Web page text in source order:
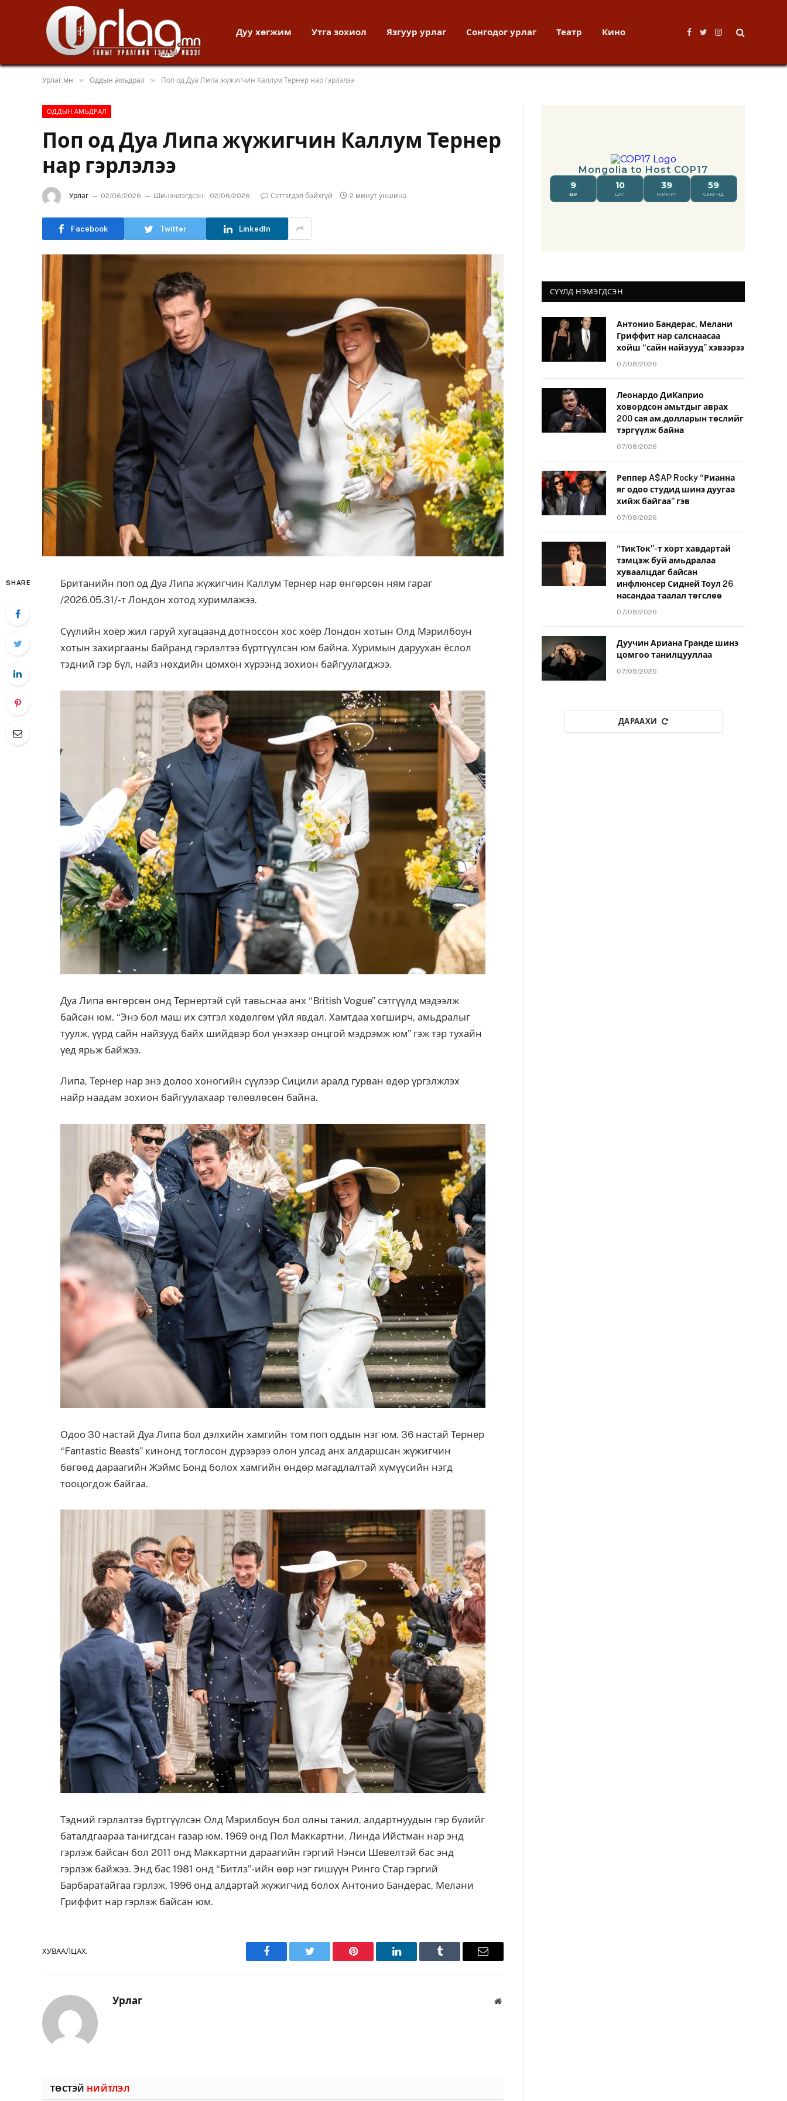
Дуу хөгжим Утга зохиол Язгуур урлаг Сонгодог урлаг Театр Кино
Facebook
TwitterInstagram
Урлаг.мн » Оддын амьдрал » Поп од Дуа Липа жүжигчин Каллум Тернер нар гэрлэлээ
ОДДЫН АМЬДРАЛ
Поп од Дуа Липа жүжигчин Каллум Тернер
нар гэрлэлээ
Урлаг 02/06/2026 Шинэчлэгдсэн: 02/06/2026 Сэтгэгдэл байхгүй 2 минут уншина
Facebook Twitter LinkedIn
SHARE
Британийн поп од Дуа Липа жүжигчин Каллум Тернер нар өнгөрсөн ням гараг
/2026.05.31/-т Лондон хотод хуримлажээ.
Сүүлийн хоёр жил гаруй хугацаанд дотноссон хос хоёр Лондон хотын Олд Мэрилбоун
хотын захиргааны байранд гэрлэлтээ бүртгүүлсэн юм байна. Хуримын даруухан ёслол
тэдний гэр бүл, найз нөхдийн цомхон хүрээнд зохион байгуулагджээ.
Дуа Липа өнгөрсөн онд Тернертэй сүй тавьснаа анх “British Vogue” сэтгүүлд мэдээлж
байсан юм. “Энэ бол маш их сэтгэл хөдөлгөм үйл явдал. Хамтдаа хөгширч, амьдралыг
туулж, үүрд сайн найзууд байх шийдвэр бол үнэхээр онцгой мэдрэмж юм” гэж тэр тухайн
үед ярьж байжээ.
Липа, Тернер нар энэ долоо хоногийн сүүлээр Сицили аралд гурван өдөр үргэлжлэх
найр наадам зохион байгуулахаар төлөвлөсөн байна.
Одоо 30 настай Дуа Липа бол дэлхийн хамгийн том поп оддын нэг юм. 36 настай Тернер
“Fantastic Beasts” кинонд тоглосон дүрээрээ олон улсад анх алдаршсан жүжигчин
бөгөөд дараагийн Жэймс Бонд болох хамгийн өндөр магадлалтай хүмүүсийн нэгд
тооцогдож байгаа.
Тэдний гэрлэлтээ бүртгүүлсэн Олд Мэрилбоун бол олны танил, алдартнуудын гэр бүлийг
баталдгаараа танигдсан газар юм. 1969 онд Пол Маккартни, Линда Ийстман нар энд
гэрлэж байсан бол 2011 онд Маккартни дараагийн гэргий Нэнси Шевелтэй бас энд
гэрлэж байжээ. Энд бас 1981 онд “Битлз”-ийн өөр нэг гишүүн Ринго Стар гэргий
Барбаратайгаа гэрлэж, 1996 онд алдартай жүжигчид болох Антонио Бандерас, Мелани
Гриффит нар гэрлэж байсан юм.
ХУВААЛЦАХ.
Facebook Twitter Pinterest LinkedIn Tumblr Имэйл
Урлаг Вэбсайт
ТӨСТЭЙ НИЙТЛЭЛ
СҮҮЛД НЭМЭГДСЭН
Антонио Бандерас, Мелани
Гриффит нар салснаасаа
хойш “сайн найзууд” хэвээрээ
07/08/2026
Леонардо ДиКаприо
ховордсон амьтдыг аврах
200 сая ам.долларын төслийг
тэргүүлж байна
07/08/2026
Реппер A$AP Rocky “Рианна
яг одоо студид шинэ дуугаа
хийж байгаа” гэв
07/08/2026
“ТикТок”-т хорт хавдартай
тэмцэж буй амьдралаа
хуваалцдаг байсан
инфлюнсер Сидней Тоул 26
насандаа таалал төгслөө
07/08/2026
Дуучин Ариана Гранде шинэ
цомгоо танилцууллаа
07/08/2026
ДАРААХИ